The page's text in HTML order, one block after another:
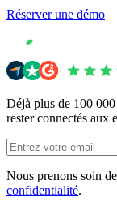
Réserver une démo
Déjà plus de 100
rester connectés aux
Nous prenons soin
confidentialité.